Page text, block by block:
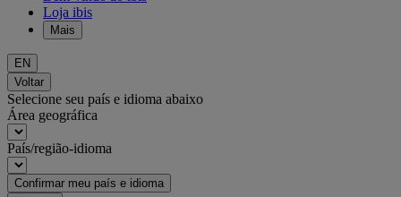
Loja ibis
Mais
EN
Voltar
Selecione seu país e idioma abaixo
Área geográfica
País/região-idioma
Confirmar meu país e idioma